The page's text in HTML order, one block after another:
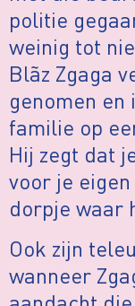
politie
weinig tot
Blãz Zgaga
genomen en
familie op
Hij zegt dat
voor je
dorpje waar
Ook zijn
wanneer